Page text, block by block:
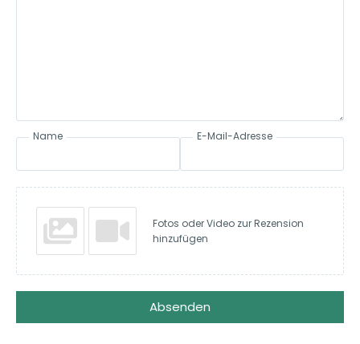
Name E-Mail-Adresse
Fotos oder Video zur Rezension
hinzufügen
Absenden